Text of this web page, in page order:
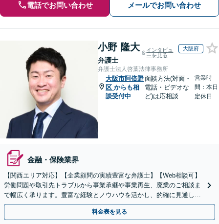
電話でお問い合わせ メールでお問い合わせ
小野 隆大
弁護士
インタビュ
ーを見る
大阪府
弁護士法人啓葉法律事務所
大阪市阿倍野
区 からも相
談受付中
面談方法(対面・
電話・ビデオな
ど)は応相談
営業時
間：本日
定休日
金融・保険業界
【関西エリア対応】【企業顧問の実績豊富な弁護士】【Web相談可】
労働問題や取引先トラブルから事業承継や事業再生、廃業のご相談ま
で幅広く承ります。豊富な経験とノウハウを活かし、的確に見通しを
立て先手を打った対応が強みです。顧問契約の実績も多数
料金表を見る